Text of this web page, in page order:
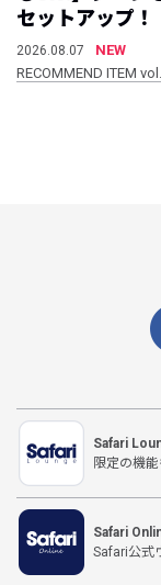
セットアップ！
2026.08.07
NEW
RECOMMEND ITEM
Safari
限定の機
Safari
Safari公式